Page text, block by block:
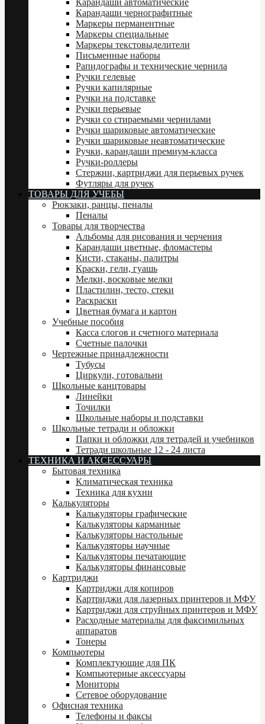
Карандаши чернографитные
Маркеры перманентные
Маркеры специальные
Маркеры текстовыделители
Письменные наборы
Рапидографы и технические чернила
Ручки гелевые
Ручки капилярные
Ручки на подставке
Ручки перьевые
Ручки со стираемыми чернилами
Ручки шариковые автоматические
Ручки шариковые неавтоматические
Ручки, карандаши премиум-класса
Ручки-роллеры
Стержни, картриджи для перьевых ручек
Футляры для ручек
ТОВАРЫ ДЛЯ УЧЕБЫ
Рюкзаки, ранцы, пеналы
Пеналы
Товары для творчества
Альбомы для рисования и черчения
Карандаши цветные, фломастеры
Кисти, стаканы, палитры
Краски, гели, гуашь
Мелки, восковые мелки
Пластилин, тесто, стеки
Раскраски
Цветная бумага и картон
Учебные пособия
Касса слогов и счетного материала
Счетные палочки
Чертежные принадлежности
Тубусы
Циркули, готовальни
Школьные канцтовары
Линейки
Точилки
Школьные наборы и подставки
Школьные тетради и обложки
Папки и обложки для тетрадей и учебников
Тетради школьные 12 - 24 листа
ТЕХНИКА И АКСЕССУАРЫ
Бытовая техника
Климатическая техника
Техника для кухни
Калькуляторы
Калькуляторы графические
Калькуляторы карманные
Калькуляторы настольные
Калькуляторы научные
Калькуляторы печатающие
Калькуляторы финансовые
Картриджи
Картриджи для копиров
Картриджи для лазерных принтеров и МФУ
Картриджи для струйных принтеров и МФУ
Расходные материалы для факсимильных
аппаратов
Тонеры
Компьютеры
Комплектующие для ПК
Компьютерные аксессуары
Мониторы
Сетевое оборудование
Офисная техника
Телефоны и факсы